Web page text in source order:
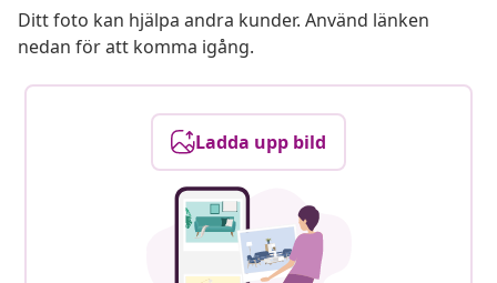
Ditt foto kan hjälpa andra kunder. Använd länken
nedan för att komma igång.
Ladda upp bild